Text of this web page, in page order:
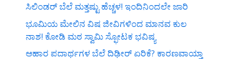
ಸಿಲಿಂಡರ್‌ ಬೆಲೆ ಮತ್ತಷ್ಟು ಹೆಚ್ಚಳ! ಇಂದಿನಿಂದಲೇ ಜಾರಿ
ಭೂಮಿಯ ಮೇಲಿನ ವಿಷ ಜೀವಿಗಳಿಂದ ಮಾನವ ಕುಲ
ನಾಶ! ಕೋಡಿ ಮಠ ಸ್ವಾಮಿ ಸ್ಫೋಟಕ ಭವಿಷ್ಯ
ಆಹಾರ ಪದಾರ್ಥಗಳ ಬೆಲೆ ದಿಢೀರ್‌ ಏರಿಕೆ? ಕಾರಣವಾಯ್ತಾ